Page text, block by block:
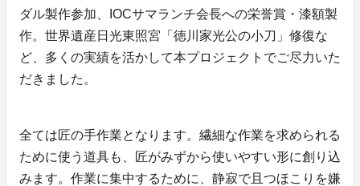
ダル製作参加、IOCサマランチ会長への栄誉賞・漆額製
作。世界遺産日光東照宮「徳川家光公の小刀」修復な
ど、多くの実績を活かして本プロジェクトでご尽力いた
だきました。
全ては匠の手作業となります。繊細な作業を求められる
ために使う道具も、匠がみずから使いやすい形に創り込
みます。作業に集中するために、静寂で且つほこりを嫌